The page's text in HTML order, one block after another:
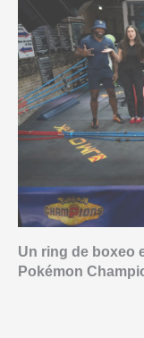
Un ring de boxeo
Pokémon